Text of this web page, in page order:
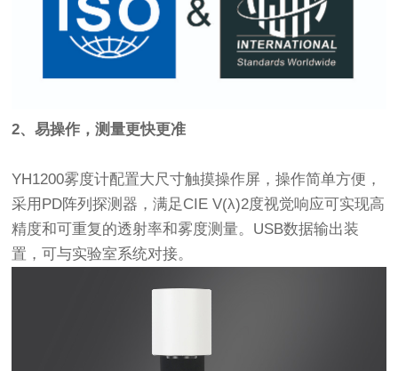
2、易操作，测量更快更准
YH1200雾度计配置大尺寸触摸操作屏，操作简单方便，
采用PD阵列探测器，满足CIE V(λ)2度视觉响应可实现高
精度和可重复的透射率和雾度测量。USB数据输出装
置，可与实验室系统对接。